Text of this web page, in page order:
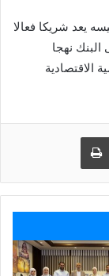
يعد شريكا فعالا
نهجا
الاقتصادية
البريد طباعة